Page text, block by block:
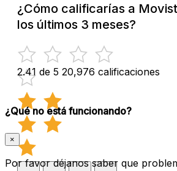
¿Cómo calificarías a
los últimos 3 meses?
2.41 de 5 20,976 calificaciones
¿Qué no está funcionando?
×
Por favor déjanos saber que